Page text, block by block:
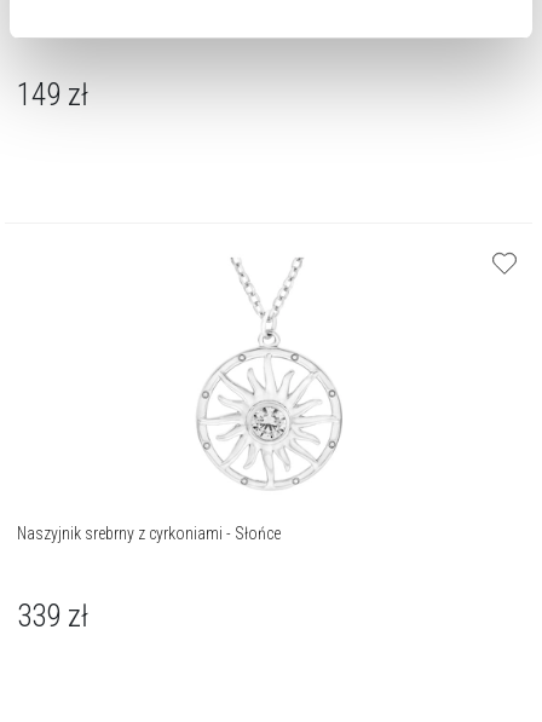
149 zł
Naszyjnik srebrny z cyrkoniami - Słońce
339 zł